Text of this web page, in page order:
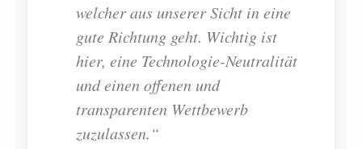
welcher aus unserer Sicht in eine
gute Richtung geht. Wichtig ist
hier, eine Technologie-Neutralität
und einen offenen und
transparenten Wettbewerb
zuzulassen.“